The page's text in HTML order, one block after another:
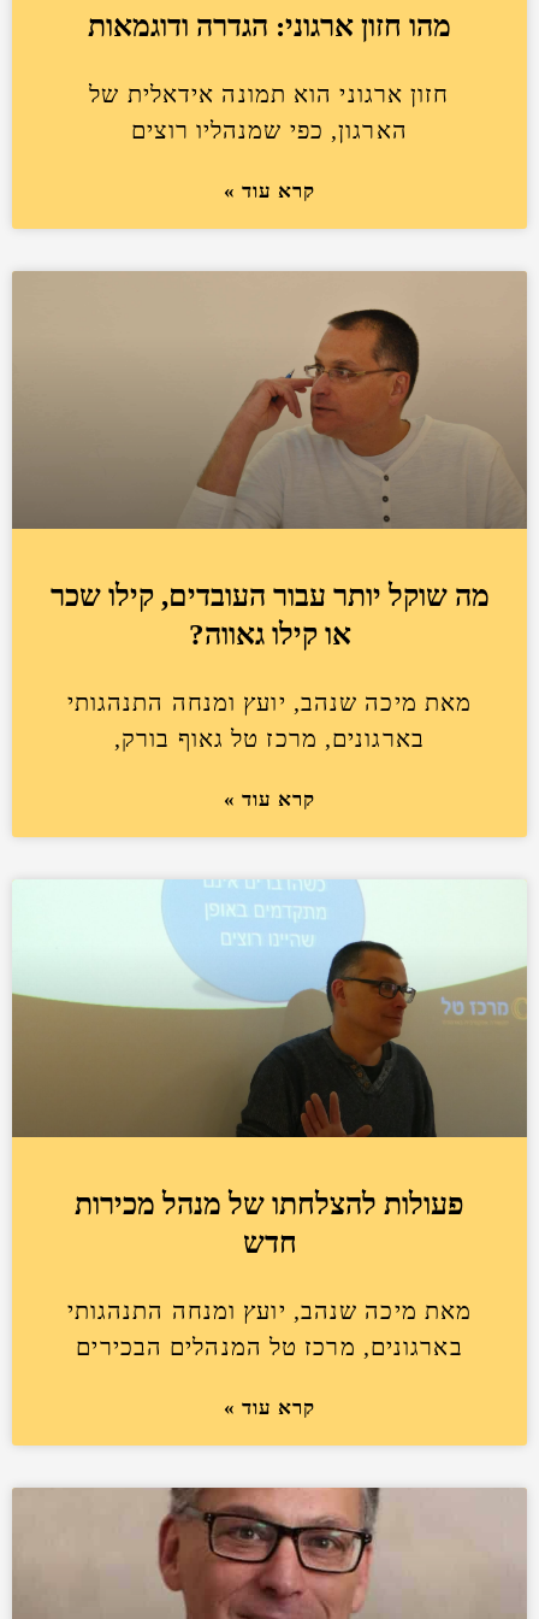
מהו חזון ארגוני: הגדרה ודוגמאות
חזון ארגוני הוא תמונה אידאלית של
הארגון, כפי שמנהליו רוצים
קרא עוד »
מה שוקל יותר עבור העובדים, קילו שכר
או קילו גאווה?
מאת מיכה שנהב, יועץ ומנחה התנהגותי
בארגונים, מרכז טל גאוף בורק,
קרא עוד »
פעולות להצלחתו של מנהל מכירות
חדש
מאת מיכה שנהב, יועץ ומנחה התנהגותי
בארגונים, מרכז טל המנהלים הבכירים
קרא עוד »